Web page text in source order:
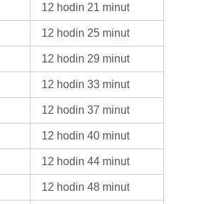
12 hodin 21 minut
12 hodin 25 minut
12 hodin 29 minut
12 hodin 33 minut
12 hodin 37 minut
12 hodin 40 minut
12 hodin 44 minut
12 hodin 48 minut